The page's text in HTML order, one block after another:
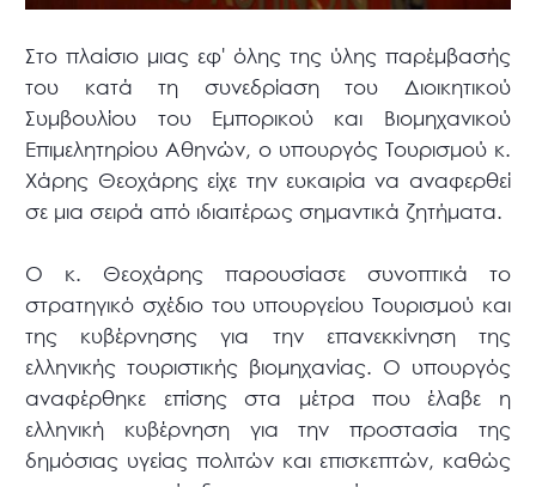
Στο πλαίσιο μιας εφ' όλης της ύλης παρέμβασής
του κατά τη συνεδρίαση του Διοικητικού
Συμβουλίου του Εμπορικού και Βιομηχανικού
Επιμελητηρίου Αθηνών, ο υπουργός Τουρισμού κ.
Χάρης Θεοχάρης είχε την ευκαιρία να αναφερθεί
σε μια σειρά από ιδιαιτέρως σημαντικά ζητήματα.
Ο κ. Θεοχάρης παρουσίασε συνοπτικά το
στρατηγικό σχέδιο του υπουργείου Τουρισμού και
της κυβέρνησης για την επανεκκίνηση της
ελληνικής τουριστικής βιομηχανίας. Ο υπουργός
αναφέρθηκε επίσης στα μέτρα που έλαβε η
ελληνική κυβέρνηση για την προστασία της
δημόσιας υγείας πολιτών και επισκεπτών, καθώς